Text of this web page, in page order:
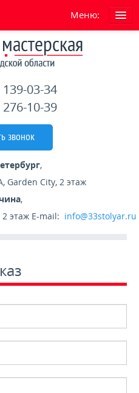
Меню:
139-03-34
276-10-39
звонок
,
Garden City, 2 этаж
,
этажE-mail: info@33stolyar.ru